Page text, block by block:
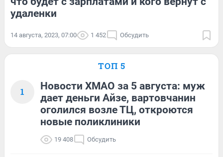
удаленки
14 августа, 2023, 07:00 1 452 Обсудить
ТОП 5
1
Новости ХМАО за 5 августа: муж
дает деньги Айзе, вартовчанин
оголился возле ТЦ, откроются
новые поликлиники
19 408 Обсудить